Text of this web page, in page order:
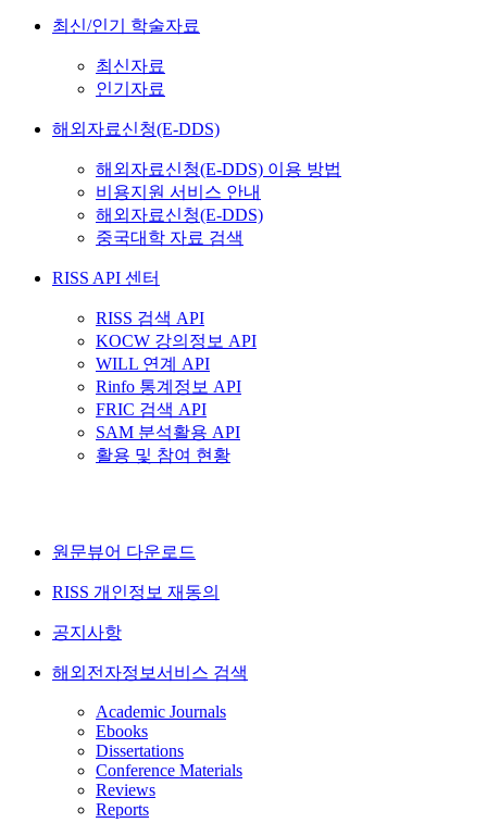
최신/인기 학술자료
최신자료
인기자료
해외자료신청(E-DDS)
해외자료신청(E-DDS) 이용 방법
비용지원 서비스 안내
해외자료신청(E-DDS)
중국대학 자료 검색
RISS API 센터
RISS 검색 API
KOCW 강의정보 API
WILL 연계 API
Rinfo 통계정보 API
FRIC 검색 API
SAM 분석활용 API
활용 및 참여 현황
원문뷰어 다운로드
RISS 개인정보 재동의
공지사항
해외전자정보서비스 검색
Academic Journals
Ebooks
Dissertations
Conference Materials
Reviews
Reports